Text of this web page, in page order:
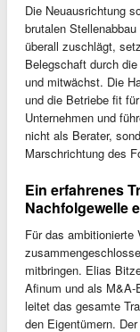
Die Neuausrichtung
brutalen
überall zuschlägt,
Belegschaft durch
und mitwächst. Die
und die Betriebe fit
Unternehmen und
nicht als Berater,
Marschrichtung des
Ein erfahrenes
Nachfolgewelle
Für das ambitionierte
mitbringen. Elias
Afinum und als M&A-
leitet das gesamte
den Eigentümern.